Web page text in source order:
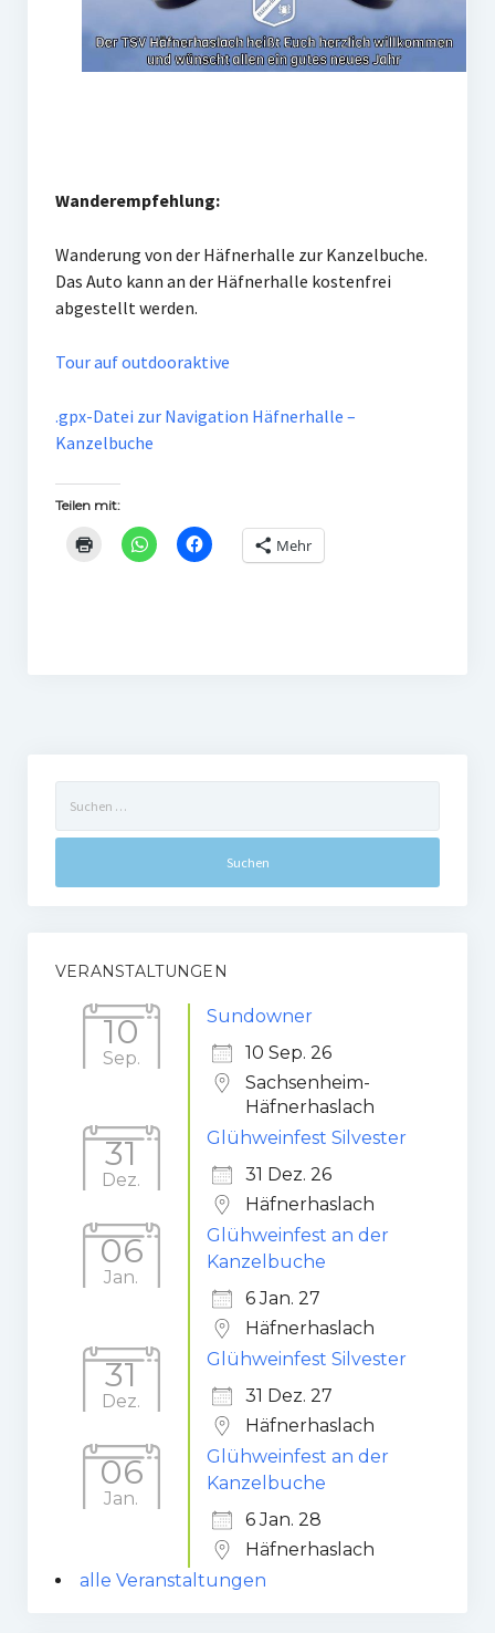
Wanderempfehlung:
Wanderung von der Häfnerhalle zur Kanzelbuche.
Das Auto kann an der Häfnerhalle kostenfrei
abgestellt werden.
Tour auf outdooraktive
.gpx-Datei zur Navigation Häfnerhalle –
Kanzelbuche
Teilen mit:
Mehr
nach:
VERANSTALTUNGEN
10
Sep.
Sundowner
10 Sep. 26
Sachsenheim-
Häfnerhaslach
31
Dez.
Glühweinfest Silvester
31 Dez. 26
Häfnerhaslach
06
Jan.
Glühweinfest an der
Kanzelbuche
6 Jan. 27
Häfnerhaslach
31
Dez.
Glühweinfest Silvester
31 Dez. 27
Häfnerhaslach
06
Jan.
Glühweinfest an der
Kanzelbuche
6 Jan. 28
Häfnerhaslach
alle Veranstaltungen